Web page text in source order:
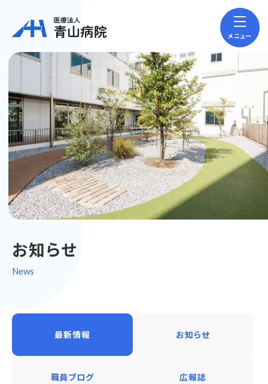
メニュー
お知らせ
News
最新情報 お知らせ
職員ブログ 広報誌